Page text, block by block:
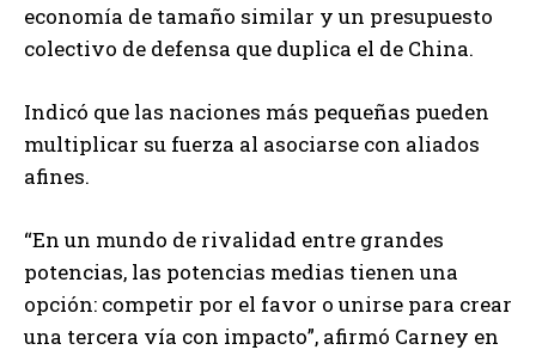
economía de tamaño similar y un presupuesto
colectivo de defensa que duplica el de China.
Indicó que las naciones más pequeñas pueden
multiplicar su fuerza al asociarse con aliados
afines.
“En un mundo de rivalidad entre grandes
potencias, las potencias medias tienen una
opción: competir por el favor o unirse para crear
una tercera vía con impacto”, afirmó Carney en